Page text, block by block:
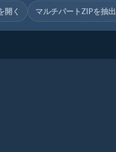
開く マルチパートZIPを抽出